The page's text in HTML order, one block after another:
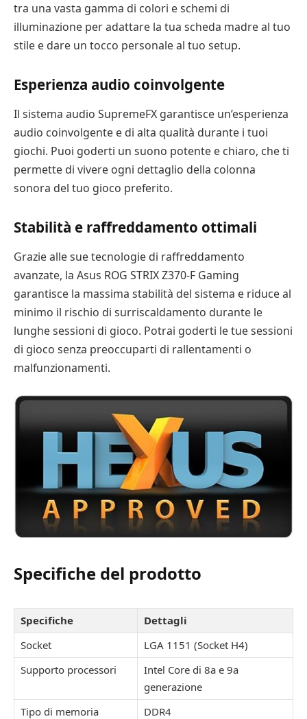
tra una vasta gamma di colori e schemi di
illuminazione per adattare la tua scheda madre al tuo
stile e dare un tocco personale al tuo setup.
Esperienza audio coinvolgente
Il sistema audio SupremeFX garantisce un’esperienza
audio coinvolgente e di alta qualità durante i tuoi
giochi. Puoi goderti un suono potente e chiaro, che ti
permette di vivere ogni dettaglio della colonna
sonora del tuo gioco preferito.
Stabilità e raffreddamento ottimali
Grazie alle sue tecnologie di raffreddamento
avanzate, la Asus ROG STRIX Z370-F Gaming
garantisce la massima stabilità del sistema e riduce al
minimo il rischio di surriscaldamento durante le
lunghe sessioni di gioco. Potrai goderti le tue sessioni
di gioco senza preoccuparti di rallentamenti o
malfunzionamenti.
Specifiche del prodotto
Specifiche
Dettagli
Socket
LGA 1151 (Socket H4)
Supporto processori
Intel Core di 8a e 9a
generazione
Tipo di memoria
DDR4